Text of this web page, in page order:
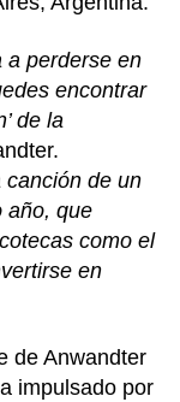
a perderse en
encontrar
de la
canción de un
año, que
como el
en
de Anwandter
impulsado por